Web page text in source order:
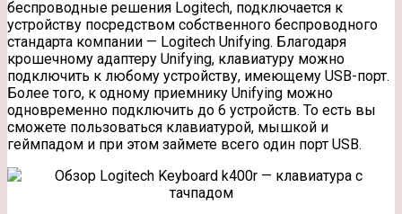
беспроводные решения Logitech, подключается к
устройству посредством собственного беспроводного
стандарта компании — Logitech Unifying. Благодаря
крошечному адаптеру Unifying, клавиатуру можно
подключить к любому устройству, имеющему USB-порт.
Более того, к одному приемнику Unifying можно
одновременно подключить до 6 устройств. То есть вы
сможете пользоваться клавиатурой, мышкой и
геймпадом и при этом займете всего один порт USB.